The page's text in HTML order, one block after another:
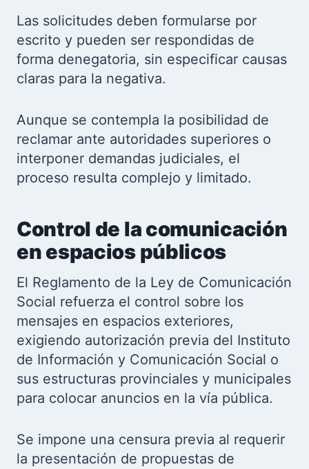
Las solicitudes deben formularse por
escrito y pueden ser respondidas de
forma denegatoria, sin especificar causas
claras para la negativa.
Aunque se contempla la posibilidad de
reclamar ante autoridades superiores o
interponer demandas judiciales, el
proceso resulta complejo y limitado.
Control de la comunicación
en espacios públicos
El Reglamento de la Ley de Comunicación
Social refuerza el control sobre los
mensajes en espacios exteriores,
exigiendo autorización previa del Instituto
de Información y Comunicación Social o
sus estructuras provinciales y municipales
para colocar anuncios en la vía pública.
Se impone una censura previa al requerir
la presentación de propuestas de